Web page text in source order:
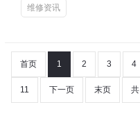
维修资讯
首页 1 2 3 4
11 下一页 末页 共